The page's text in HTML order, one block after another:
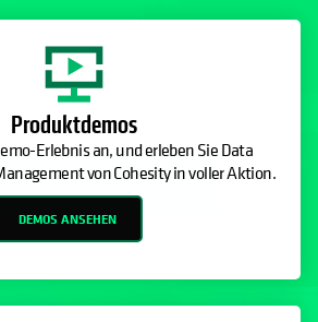
Produktdemos
Erlebnis an, und erleben Sie Data
von Cohesity in voller Aktion.
DEMOS ANSEHEN